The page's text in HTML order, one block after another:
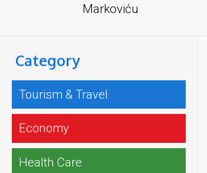
Markoviću
Category
Tourism & Travel
Economy
Health Care